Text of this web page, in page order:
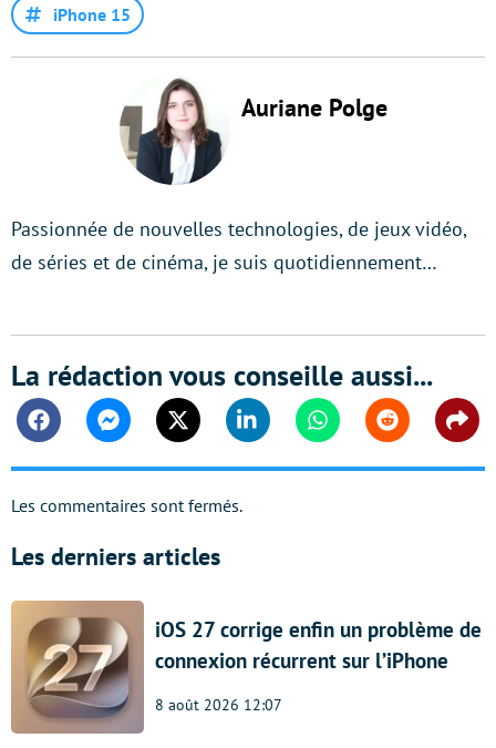
iPhone 15
Auriane Polge
Passionnée de nouvelles technologies, de jeux vidéo,
de séries et de cinéma, je suis quotidiennement…
La rédaction vous conseille aussi...
FacebookMessengerTwitter Linkedin WhatsappReddit
Les commentaires sont fermés.
Les derniers articles
iOS 27 corrige enfin un problème de
connexion récurrent sur l’iPhone
8 août 2026 12:07